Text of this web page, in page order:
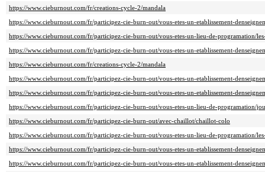
https://www.cieburnout.com/fr/creations-cycle-2/mandala
https://www.cieburnout.com/fr/participez-cie-burn-out/vous-etes-un-etablissement-
https://www.cieburnout.com/fr/participez-cie-burn-out/vous-etes-un-lieu-de-programation/
https://www.cieburnout.com/fr/participez-cie-burn-out/vous-etes-un-etablissement-
https://www.cieburnout.com/fr/creations-cycle-2/mandala
https://www.cieburnout.com/fr/participez-cie-burn-out/vous-etes-un-etablissement-
https://www.cieburnout.com/fr/participez-cie-burn-out/vous-etes-un-etablissement-
https://www.cieburnout.com/fr/participez-cie-burn-out/vous-etes-un-lieu-de-programation/
https://www.cieburnout.com/fr/participez-cie-burn-out/avec-chaillot/chaillot-colo
https://www.cieburnout.com/fr/participez-cie-burn-out/vous-etes-un-lieu-de-programation/
https://www.cieburnout.com/fr/participez-cie-burn-out/vous-etes-un-etablissement-
https://www.cieburnout.com/fr/participez-cie-burn-out/vous-etes-un-etablissement-